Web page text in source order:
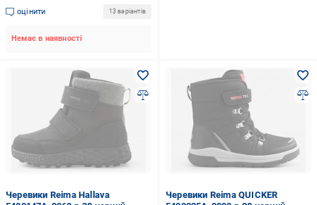
оцінити 13 варіантів
Немає в наявності
Черевики Reima Hallava
Черевики Reima QUICKER